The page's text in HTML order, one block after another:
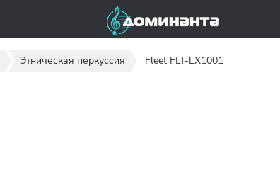
Этническая перкуссия Fleet FLT-LX1001